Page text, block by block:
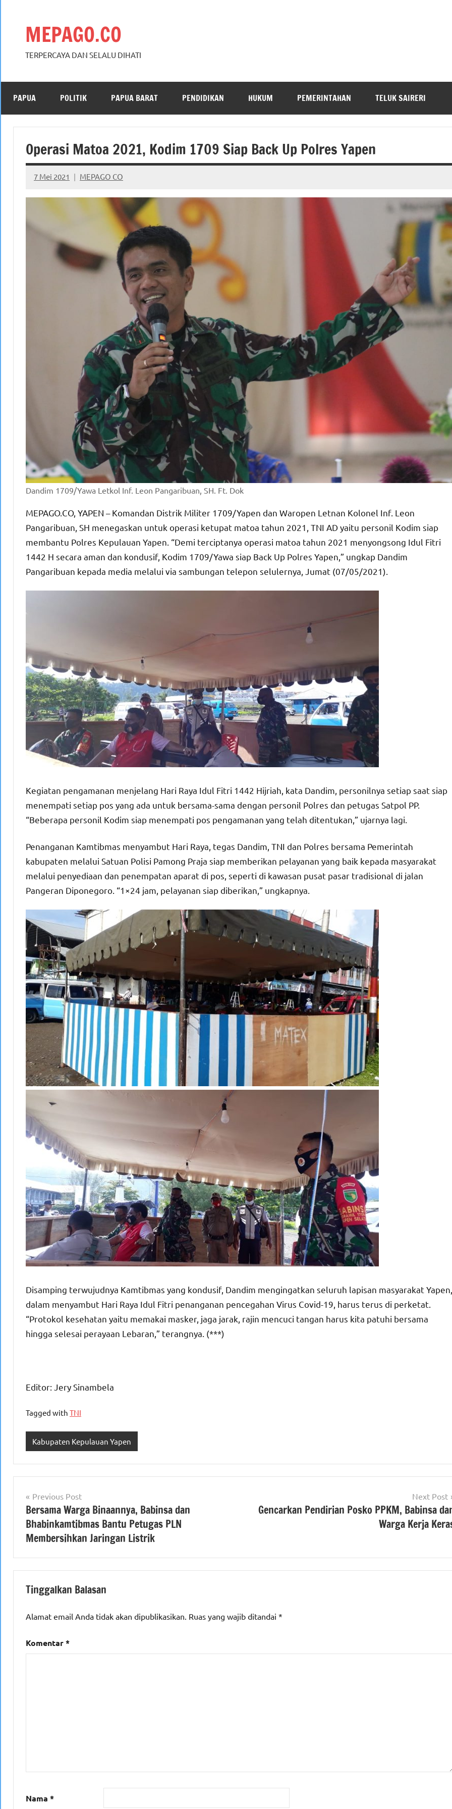
MEPAGO.CO
TERPERCAYA DAN SELALU DIHATI
PAPUA POLITIK PAPUA BARAT PENDIDIKAN HUKUM PEMERINTAHAN TELUK SAIRERI
Operasi Matoa 2021, Kodim 1709 Siap Back Up Polres Yapen
7 Mei 2021 MEPAGO CO
No
comments
Dandim 1709/Yawa Letkol Inf. Leon Pangaribuan, SH. Ft. Dok
MEPAGO.CO, YAPEN – Komandan Distrik Militer 1709/Yapen dan Waropen Letnan Kolonel Inf. Leon
Pangaribuan, SH menegaskan untuk operasi ketupat matoa tahun 2021, TNI AD yaitu personil Kodim siap
membantu Polres Kepulauan Yapen. “Demi terciptanya operasi matoa tahun 2021 menyongsong Idul Fitri
1442 H secara aman dan kondusif, Kodim 1709/Yawa siap Back Up Polres Yapen,” ungkap Dandim
Pangaribuan kepada media melalui via sambungan telepon selulernya, Jumat (07/05/2021).
Kegiatan pengamanan menjelang Hari Raya Idul Fitri 1442 Hijriah, kata Dandim, personilnya setiap saat siap
menempati setiap pos yang ada untuk bersama-sama dengan personil Polres dan petugas Satpol PP.
“Beberapa personil Kodim siap menempati pos pengamanan yang telah ditentukan,” ujarnya lagi.
Penanganan Kamtibmas menyambut Hari Raya, tegas Dandim, TNI dan Polres bersama Pemerintah
kabupaten melalui Satuan Polisi Pamong Praja siap memberikan pelayanan yang baik kepada masyarakat
melalui penyediaan dan penempatan aparat di pos, seperti di kawasan pusat pasar tradisional di jalan
Pangeran Diponegoro. “1×24 jam, pelayanan siap diberikan,” ungkapnya.
Disamping terwujudnya Kamtibmas yang kondusif, Dandim mengingatkan seluruh lapisan masyarakat Yapen,
dalam menyambut Hari Raya Idul Fitri penanganan pencegahan Virus Covid-19, harus terus di perketat.
“Protokol kesehatan yaitu memakai masker, jaga jarak, rajin mencuci tangan harus kita patuhi bersama
hingga selesai perayaan Lebaran,” terangnya. (***)
Editor: Jery Sinambela
Tagged with TNI
Kabupaten Kepulauan Yapen
Navigasi
pos
Previous Post
Bersama Warga Binaannya, Babinsa dan
Bhabinkamtibmas Bantu Petugas PLN
Membersihkan Jaringan Listrik
Next Post
Gencarkan Pendirian Posko PPKM, Babinsa
Warga Kerja
Tinggalkan Balasan
Alamat email Anda tidak akan dipublikasikan. Ruas yang wajib ditandai *
Komentar*
Nama *